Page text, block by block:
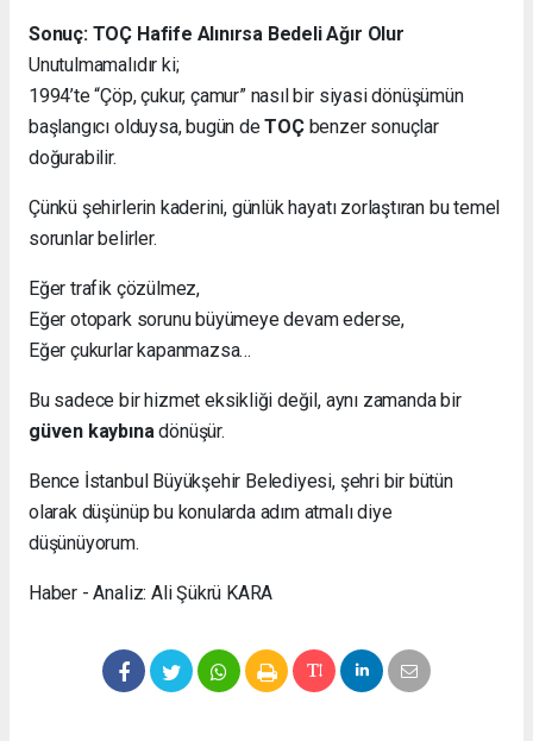
Sonuç: TOÇ Hafife Alınırsa Bedeli Ağır Olur
Unutulmamalıdır ki;
1994’te “Çöp, çukur, çamur” nasıl bir siyasi dönüşümün
başlangıcı olduysa, bugün deTOÇbenzer sonuçlar
doğurabilir.
Çünkü şehirlerin kaderini, günlük hayatı zorlaştıran bu temel
sorunlar belirler.
Eğer trafik çözülmez,
Eğer otopark sorunu büyümeye devam ederse,
Eğer çukurlar kapanmazsa…
Bu sadece bir hizmet eksikliği değil, aynı zamanda bir
güven kaybına dönüşür.
Bence İstanbul Büyükşehir Belediyesi, şehri bir bütün
olarak düşünüp bu konularda adım atmalı diye
düşünüyorum.
Haber - Analiz: Ali Şükrü KARA